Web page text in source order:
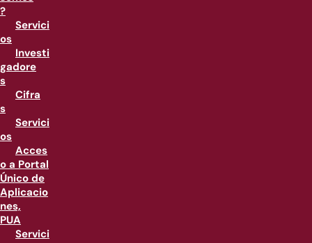
?
Servici
os
Investi
gadore
s
Cifra
s
Servici
os
Acces
o a Portal
Único de
Aplicacio
nes,
PUA
Servici